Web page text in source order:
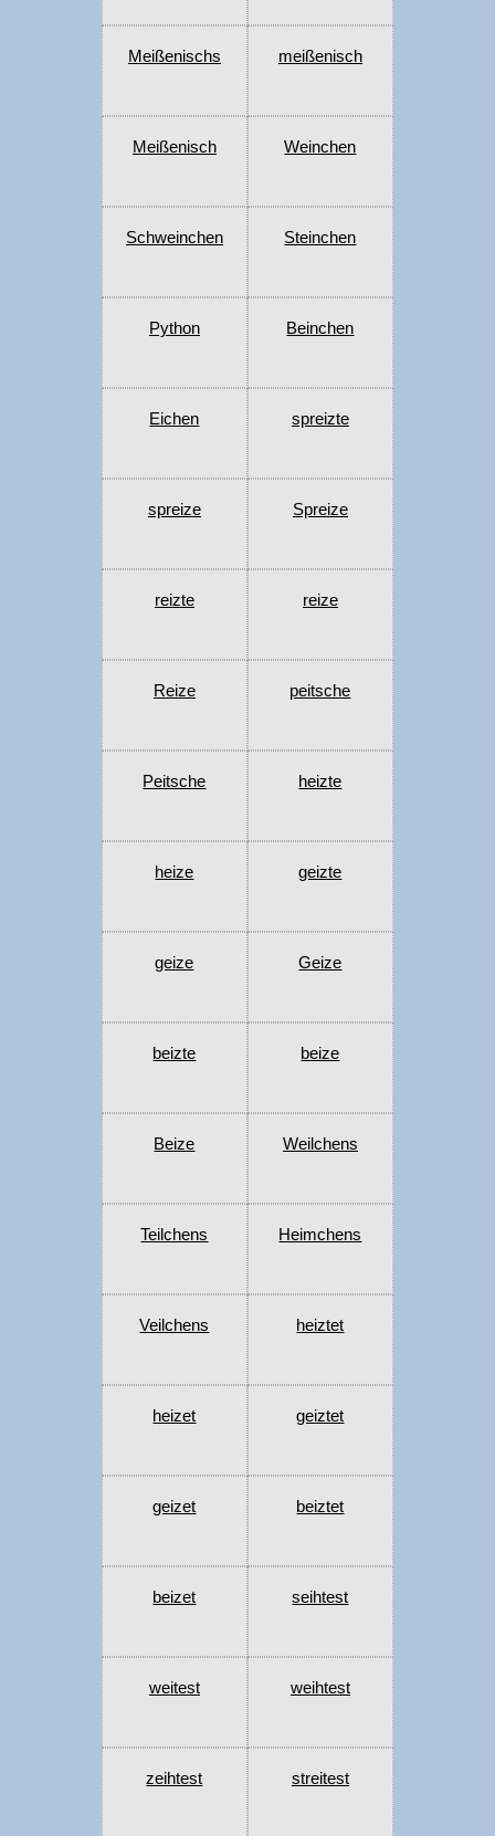
Meißenischs meißenisch
Meißenisch Weinchen
Schweinchen Steinchen
Python Beinchen
Eichen spreizte
spreize Spreize
reizte reize
Reize peitsche
Peitsche heizte
heize geizte
geize Geize
beizte beize
Beize Weilchens
Teilchens Heimchens
Veilchens heiztet
heizet geiztet
geizet beiztet
beizet seihtest
weitest weihtest
zeihtest streitest